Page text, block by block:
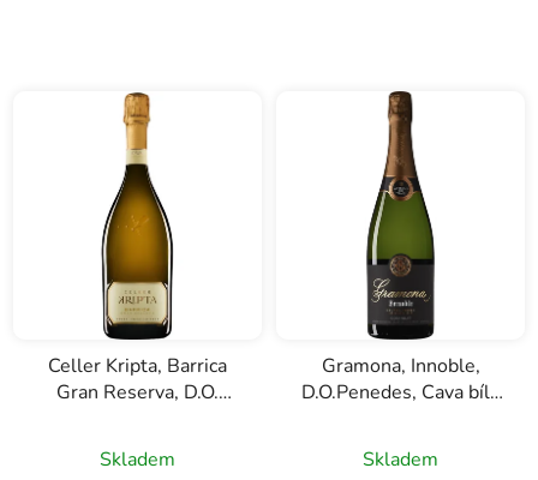
Celler Kripta, Barrica
Gran Reserva, D.O.
0,75l
Skladem
Gramona, Innoble,
D.O.Penedes, Cava bílé
Skladem